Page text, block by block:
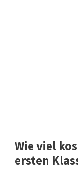
Wie viel
ersten